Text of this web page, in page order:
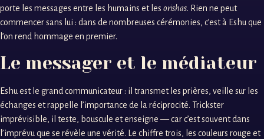
porte les messages entre les humains et les orishas. Rien ne peut
commencer sans lui : dans de nombreuses cérémonies, c’est à Eshu que
l’on rend hommage en premier.
Le messager et le médiateur
Eshu est le grand communicateur : il transmet les prières, veille sur les
échanges et rappelle l’importance de la réciprocité. Trickster
imprévisible, il teste, bouscule et enseigne — car c’est souvent dans
l’imprévu que se révèle une vérité. Le chiffre trois, les couleurs rouge et